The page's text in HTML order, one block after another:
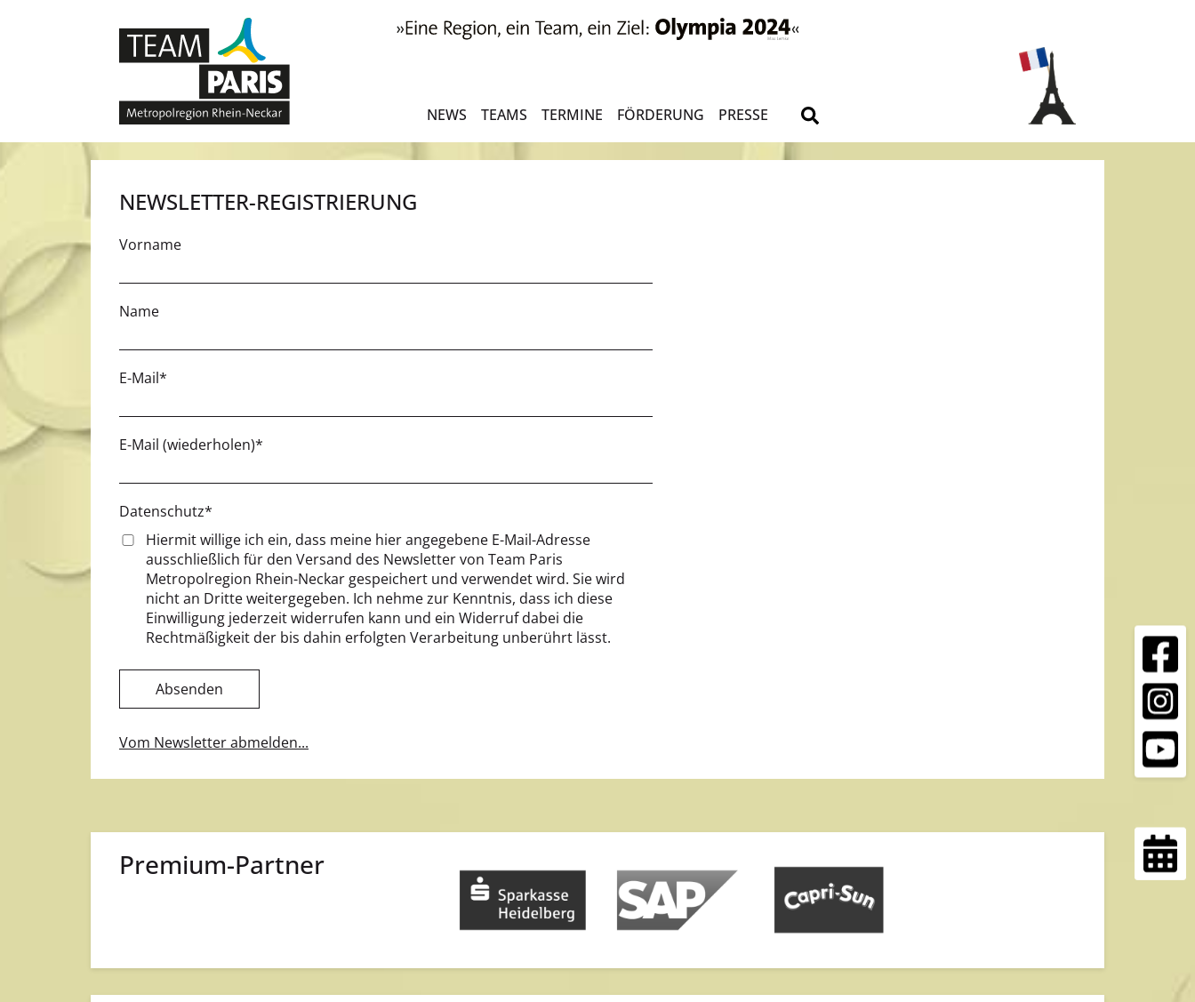
NEWS TEAMS TERMINE FÖRDERUNG PRESSE
NEWSLETTER-REGISTRIERUNG
Vorname
Name
E-Mail*
E-Mail (wiederholen)*
Datenschutz*
Hiermit willige ich ein, dass meine hier angegebene E-Mail-Adresse
ausschließlich für den Versand des Newsletter von Team Paris
Metropolregion Rhein-Neckar gespeichert und verwendet wird. Sie wird
nicht an Dritte weitergegeben. Ich nehme zur Kenntnis, dass ich diese
Einwilligung jederzeit widerrufen kann und ein Widerruf dabei die
Rechtmäßigkeit der bis dahin erfolgten Verarbeitung unberührt lässt.
Absenden
Vom Newsletter abmelden...
Premium-Partner